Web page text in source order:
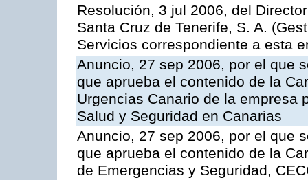
Resolución, 3 jul 2006, del
Santa Cruz de Tenerife, S. A.
Servicios correspondiente a esta
Anuncio, 27 sep 2006, por el que
que aprueba el contenido de la
Urgencias Canario de la empresa
Salud y Seguridad en Canarias
Anuncio, 27 sep 2006, por el que
que aprueba el contenido de la
de Emergencias y Seguridad,